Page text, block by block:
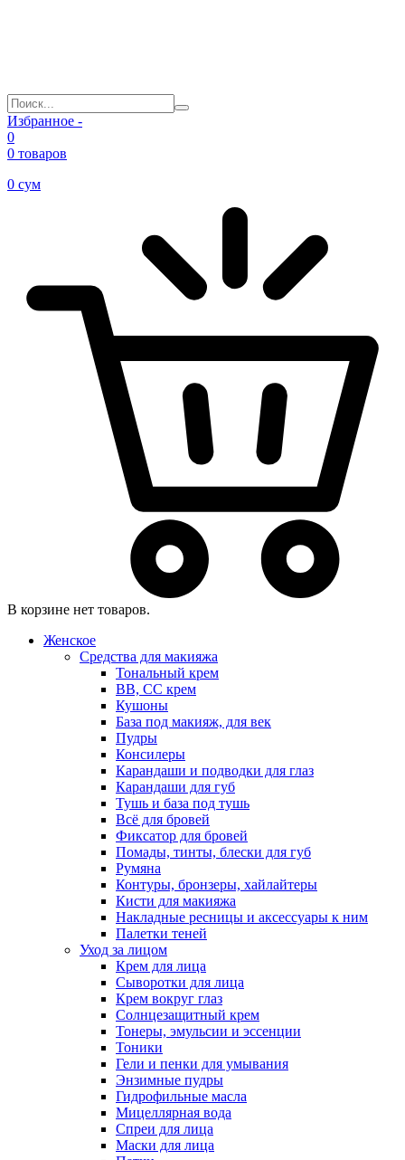
Избранное -
0
0 товаров
0 сум
В корзине нет товаров.
Женское
Средства для макияжа
Тональный крем
BB, CC крем
Кушоны
База под макияж, для век
Пудры
Консилеры
Карандаши и подводки для глаз
Карандаши для губ
Тушь и база под тушь
Всё для бровей
Фиксатор для бровей
Помады, тинты, блески для губ
Румяна
Контуры, бронзеры, хайлайтеры
Кисти для макияжа
Накладные ресницы и аксессуары к ним
Палетки теней
Уход за лицом
Крем для лица
Сыворотки для лица
Крем вокруг глаз
Солнцезащитный крем
Тонеры, эмульсии и эссенции
Тоники
Гели и пенки для умывания
Энзимные пудры
Гидрофильные масла
Мицеллярная вода
Спреи для лица
Маски для лица